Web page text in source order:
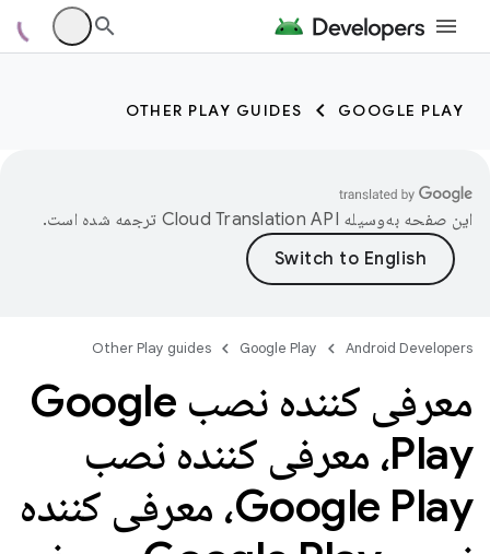
GOOGLE PLAY
OTHER PLAY GUIDES
این صفحه به‌وسیله ترجمه شده است.
Android Developers
Google Play
Other Play guides
معرفی کننده نصب Google
Play، معرفی کننده نصب
Google Play، معرفی کننده